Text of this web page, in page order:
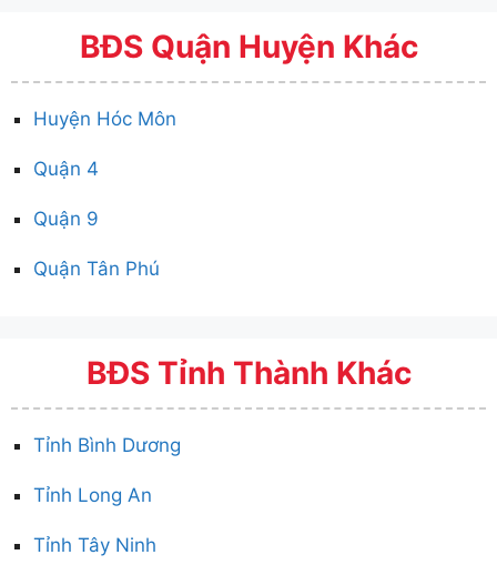
BĐS Quận Huyện Khác
Huyện Hóc Môn
Quận 4
Quận 9
Quận Tân Phú
BĐS Tỉnh Thành Khác
Tỉnh Bình Dương
Tỉnh Long An
Tỉnh Tây Ninh